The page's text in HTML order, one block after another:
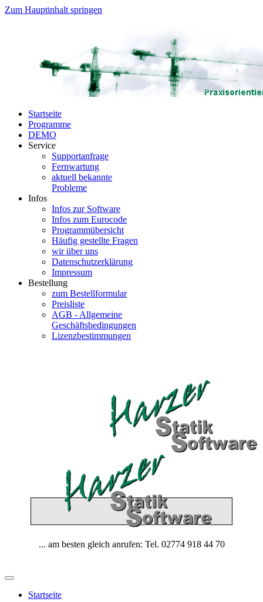
Zum Hauptinhalt springen
Startseite
Programme
DEMO
Service
Supportanfrage
Fernwartung
aktuell bekannte
Probleme
Infos
Infos zur Software
Infos zum Eurocode
Programmübersicht
Häufig gestellte Fragen
wir über uns
Datenschutzerklärung
Impressum
Bestellung
zum Bestellformular
Preisliste
AGB - Allgemeine
Geschäftsbedingungen
Lizenzbestimmungen
... am besten gleich anrufen: Tel. 02774 918 44 70
Startseite